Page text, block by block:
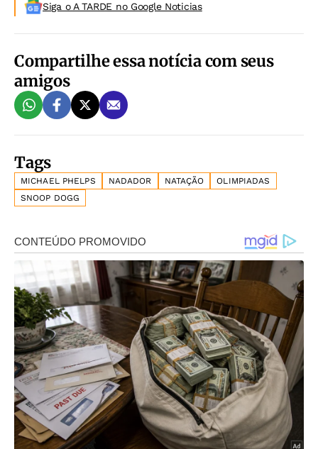
Siga o A TARDE no Google Noticias
Compartilhe essa notícia com seus
amigos
Tags
MICHAEL PHELPS NADADOR NATAÇÃO
OLIMPIADAS
SNOOP DOGG